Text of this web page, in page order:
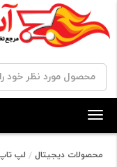
Toggle
navigation
محصولات دیجیتال لپ